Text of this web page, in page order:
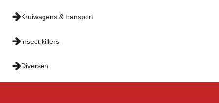
Kruiwagens & transport
Insect killers
Diversen